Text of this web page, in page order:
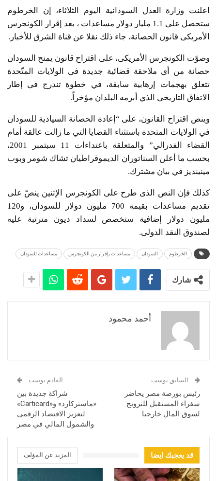
اعلنت وزارة العدل السودانية اليوم الثلاثاء، إن الخرطوم
ستحصل على 1.1 مليار دولار مساعدات ، بعد إقرار الكونجرس
الأمريكى قانون الحصانة، جاء ذلك نقلا عن قناة الشرق للأخبار.
وصوّت الكونجرس الأمريكى، على اقتراح قانون يمنح السودان
حصانة من أى ملاحقة قضائية جديدة فى الولايات المتّحدة
تتعلق بهجمات إرهابية سابقة، في خطوة تندرج فى إطار
الاتفاق التاريخى الذي أبرمه البلدان مؤخراً.
وينص اقتراح القانون، على “إعادة الحصانة السيادية للسودان
في الولايات المتحدة باستثناء القضايا التي ما زالت عالقة أمام
القضاء الفدرالي” والمتعلقة باعتداءات 11 سبتمبر 2001،
بحسب ما أعلن السناتوران الديموقراطيان تشاك شومر وبوب
مينينديز في بيان مشترك.
كذلك فإن النص الذى طرح على الكونجرس الإثنين ينصّ على
تقديم مساعدات بقيمة 700 مليون دولار للسودان، و120
مليون دولار إضافية ستخصص لسداد ديون مترتبة عليه
لصندوق النقد الدولى.
الخرطوم السودان مساعدات بإقرار من الكونجرس مساعدات للسودان
شارك
أحمد محمود
السابق بوست
رئيس بورصة مصر يحاضر
سفراء المستقبل للترويج
لسوق المال خارجيا
القادم بوست
شراكة جديدة بين
«ماستركارد» و«Carticard»
لتعزيز الاقتصاد الرقمي
والشمول المالي في مصر
قد يعجبك ايضا المزيد عن المؤلف